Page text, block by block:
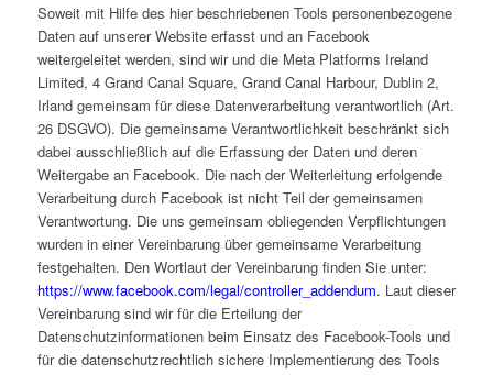
Soweit mit Hilfe des hier beschriebenen Tools personenbezogene
Daten auf unserer Website erfasst und an Facebook
weitergeleitet werden, sind wir und die Meta Platforms Ireland
Limited, 4 Grand Canal Square, Grand Canal Harbour, Dublin 2,
Irland gemeinsam für diese Datenverarbeitung verantwortlich (Art.
26 DSGVO). Die gemeinsame Verantwortlichkeit beschränkt sich
dabei ausschließlich auf die Erfassung der Daten und deren
Weitergabe an Facebook. Die nach der Weiterleitung erfolgende
Verarbeitung durch Facebook ist nicht Teil der gemeinsamen
Verantwortung. Die uns gemeinsam obliegenden Verpflichtungen
wurden in einer Vereinbarung über gemeinsame Verarbeitung
festgehalten. Den Wortlaut der Vereinbarung finden Sie unter:
https://www.facebook.com/legal/controller_addendum. Laut dieser
Vereinbarung sind wir für die Erteilung der
Datenschutzinformationen beim Einsatz des Facebook-Tools und
für die datenschutzrechtlich sichere Implementierung des Tools